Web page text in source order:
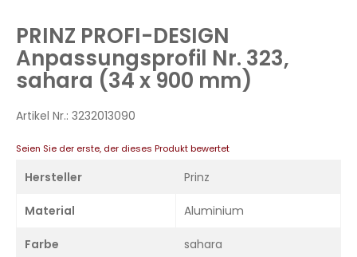
springen
PRINZ PROFI-DESIGN
Anpassungsprofil Nr. 323,
sahara (34 x 900 mm)
Artikel Nr.: 3232013090
Seien Sie der erste, der dieses Produkt bewertet
Hersteller Prinz
Material Aluminium
Farbe sahara